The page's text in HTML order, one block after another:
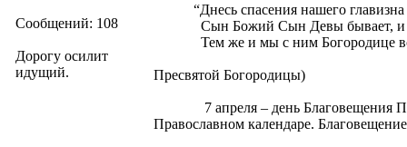
Сообщений: 108
Дорогу осилит
идущий.
“Днесь спасения нашего главизна и
Сын Божий Сын Девы бывает, и
Тем же и мы с ним Богородице
Пресвятой Богородицы)
7 апреля – день Благовещения
Православном календаре.